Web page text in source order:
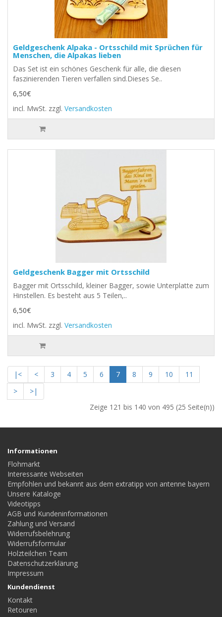
Geldgeschenk Alpaka - Ortsschild mit Sprüchen für
Menschen, die Alpakas lieben
Das Set ist ein schönes Geschenk für alle, die diesen
faszinierenden Tieren verfallen sind.Dieses Se..
6,50€
incl. MwSt. zzgl. Versandkosten
Geldgeschenk Bagger mit Ortsschild
Bagger mit Ortsschild, kleiner Bagger, sowie Unterplatte zum
Hinstellen. Es besteht aus 5 Teilen,..
6,50€
incl. MwSt. zzgl. Versandkosten
|< < 3 4 5 6 7 8 9 10
11
>
>|
Zeige 121 bis 140 von 495 (25 Seite(n))
Informationen
Flohmarkt
Interessante Webseiten
Empfohlen und bekannt aus dem extratipp von antenne bayern
Unsere Kataloge
Videotipps
AGB und Kundeninformationen
Zahlung und Versand
Widerrufsbelehrung
Widerrufsformular
Holzteilchen Team
Datenschutzerklärung
Impressum
Kundendienst
Kontakt
Retouren